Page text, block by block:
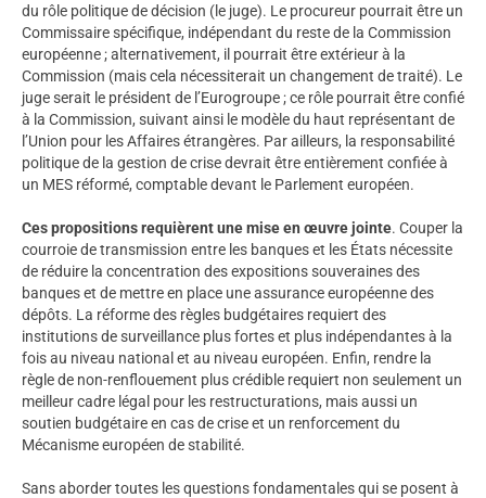
du rôle politique de décision (le juge). Le procureur pourrait être un
Commissaire spécifique, indépendant du reste de la Commission
européenne ; alternativement, il pourrait être extérieur à la
Commission (mais cela nécessiterait un changement de traité). Le
juge serait le président de l’Eurogroupe ; ce rôle pourrait être confié
à la Commission, suivant ainsi le modèle du haut représentant de
l’Union pour les Affaires étrangères. Par ailleurs, la responsabilité
politique de la gestion de crise devrait être entièrement confiée à
un MES réformé, comptable devant le Parlement européen.
Ces propositions requièrent une mise en œuvre jointe. Couper la
courroie de transmission entre les banques et les États nécessite
de réduire la concentration des expositions souveraines des
banques et de mettre en place une assurance européenne des
dépôts. La réforme des règles budgétaires requiert des
institutions de surveillance plus fortes et plus indépendantes à la
fois au niveau national et au niveau européen. Enfin, rendre la
règle de non-renflouement plus crédible requiert non seulement un
meilleur cadre légal pour les restructurations, mais aussi un
soutien budgétaire en cas de crise et un renforcement du
Mécanisme européen de stabilité.
Sans aborder toutes les questions fondamentales qui se posent à